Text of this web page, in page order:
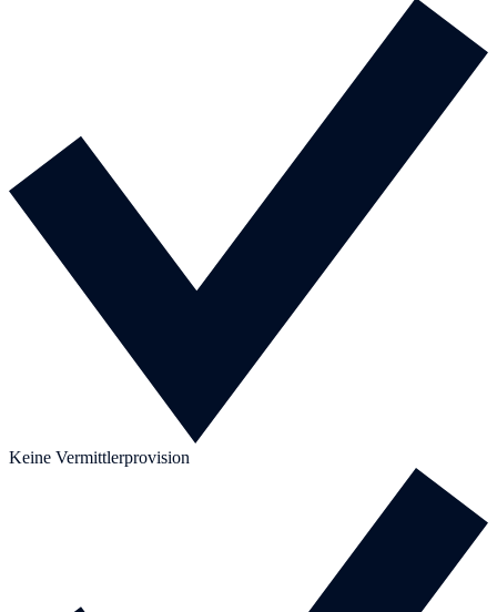
Keine Vermittlerprovision